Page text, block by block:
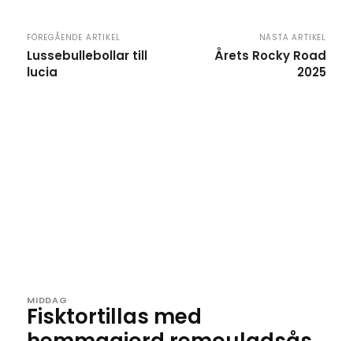
FÖREGÅENDE ARTIKEL
Lussebullebollar till
lucia
NÄSTA ARTIKEL
Årets Rocky Road
2025
MIDDAG
Fisktortillas med